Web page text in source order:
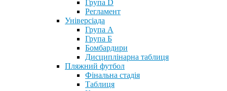
Група D
Регламент
Універсіада
Група А
Група Б
Бомбардири
Дисциплінарна таблиця
Пляжний футбол
Фінальна стадія
Таблиця